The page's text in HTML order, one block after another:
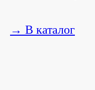
→ В каталог